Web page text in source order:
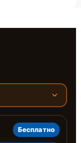
Бесплатно